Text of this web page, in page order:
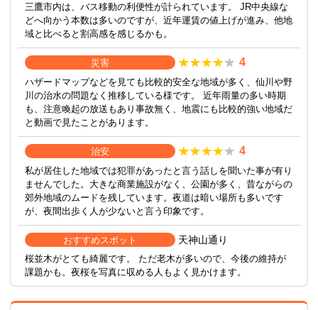
三鷹市内は、バス移動の利便性が計られています。 JR中央線な
どへ向かう本数は多いのですが、近年運賃の値上げが進み、他地
域と比べると割高感を感じるかも。
災害 4
ハザードマップなどを見ても比較的安全な地域が多く、仙川や野
川の治水の問題なく推移している様です。 近年雨量の多い時期
も、注意喚起の放送もあり事故無く、地震にも比較的強い地域だ
と動画で見たことがあります。
治安 4
私が居住した地域では犯罪があったと言う話しを聞いた事が有り
ませんでした。大きな商業施設がなく、公園が多く、昔ながらの
郊外地域のムードを残しています。夜道は暗い場所も多いです
が、夜間出歩く人が少ないと言う印象です。
おすすめスポット 天神山通り
桜並木がとても綺麗です。 ただ老木が多いので、今後の維持が
課題かも。夜桜を写真に収める人もよく見かけます。